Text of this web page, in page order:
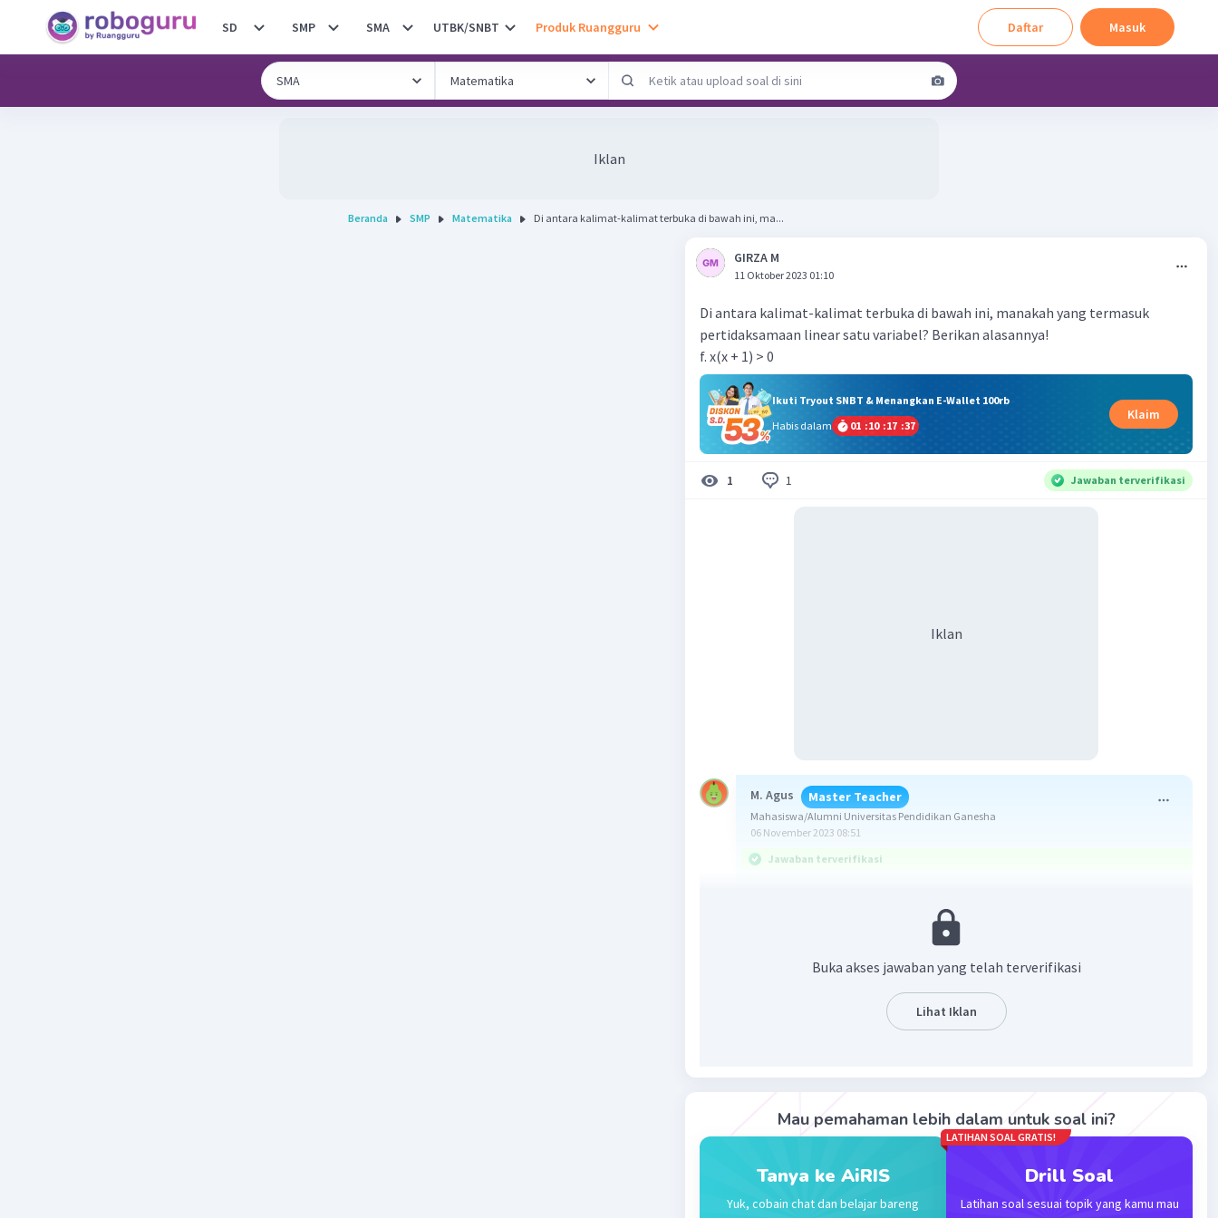
SD SMP SMA UTBK/SNBT Produk Ruangguru Daftar Masuk
Iklan
Beranda SMP Matematika Di antara kalimat-kalimat terbuka di bawah ini, ma...
GIRZA M
11 Oktober 2023 01:10
Di antara kalimat-kalimat terbuka di bawah ini, manakah yang termasuk
pertidaksamaan linear satu variabel? Berikan alasannya!
f. x(x + 1) > 0
Ikuti Tryout SNBT & Menangkan E-Wallet 100rb
Habis dalam
01 :10 :17 :36
Klaim
1 1 Jawaban terverifikasi
Iklan
M. Agus Master Teacher
Mahasiswa/Alumni Universitas Pendidikan Ganesha
06 November 2023 08:51
Jawaban terverifikasi
pertidaksamaan linier karena variabel x berpangkat dua
Pertidaksamaan linier 1 variabel hanya terdiri dari 1 variabel saja
(x,y,z, dan sebagainya) dengan variabel berpangkat 1 dan
x(x + 1) > 0
x2+ x > 0
Tidak termasuk pertidaksamaan linier satu variabel karena karena
variabel x berpangkat dua
Buka akses jawaban yang telah terverifikasi
Lihat Iklan
Mau pemahaman lebih dalam untuk soal ini?
Tanya ke AiRIS
Yuk, cobain chat dan belajar bareng
LATIHAN SOAL GRATIS!
Drill Soal
Latihan soal sesuai topik yang kamu mau